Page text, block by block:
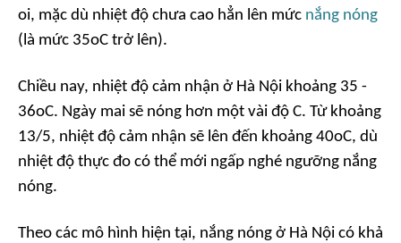
oi, mặc dù nhiệt độ chưa cao hẳn lên mức nắng nóng
(là mức 35oC trở lên).
Chiều nay, nhiệt độ cảm nhận ở Hà Nội khoảng 35 -
36oC. Ngày mai sẽ nóng hơn một vài độ C. Từ khoảng
13/5, nhiệt độ cảm nhận sẽ lên đến khoảng 40oC, dù
nhiệt độ thực đo có thể mới ngấp nghé ngưỡng nắng
nóng.
Theo các mô hình hiện tại, nắng nóng ở Hà Nội có khả